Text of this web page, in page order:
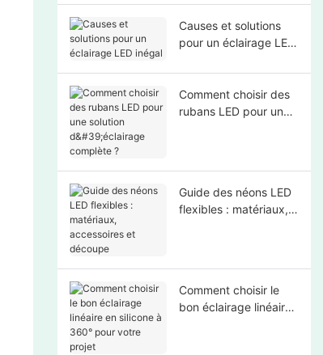
Causes et solutions
pour un éclairage LED
Comment choisir des
rubans LED pour une
Guide des néons LED
flexibles : matériaux,
Comment choisir le
bon éclairage linéaire